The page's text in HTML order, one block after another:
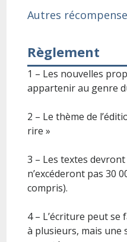
Autres
Règlement
1 – Les nouvelles
appartenir au genre
2 – Le thème de
rire »
3 – Les textes
n’excéderont pas 30
compris).
4 – L’écriture peut
à plusieurs, mais